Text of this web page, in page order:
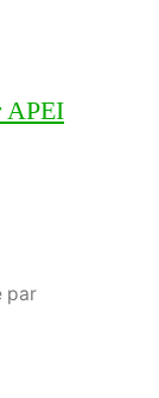
APEI
par